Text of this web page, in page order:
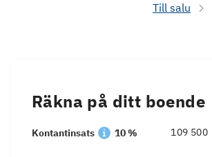
Till salu
Räkna på ditt boende
Kontantinsats 10 %